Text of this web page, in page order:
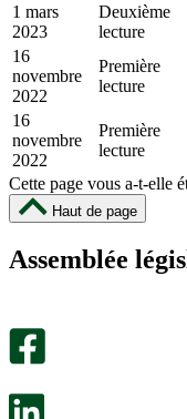
1 mars
2023
Deuxième
lecture
16
novembre
2022
Première
lecture
16
novembre
2022
Première
lecture
Cette page vous a-t-elle
Haut de page
Assemblée